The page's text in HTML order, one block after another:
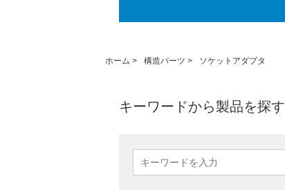
ホーム > 構造パーツ > ソケットアダプタ
キーワードから製品を探す